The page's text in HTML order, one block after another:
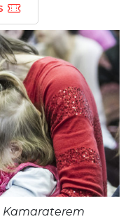
Kamaraterem